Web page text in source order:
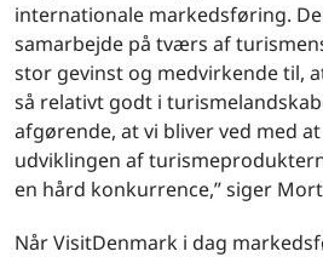
internationale markedsføring.
samarbejde på tværs af
stor gevinst og medvirkende til,
så relativt godt i
afgørende, at vi bliver ved med
udviklingen af
en hård konkurrence,” siger
Når VisitDenmark i dag